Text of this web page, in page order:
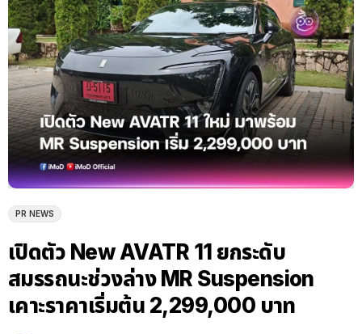
PR NEWS
เปิดตัว New AVATR 11 ยกระดับ
สมรรถนะช่วงล่าง MR Suspension
เคาะราคาเริ่มต้น 2,299,000 บาท